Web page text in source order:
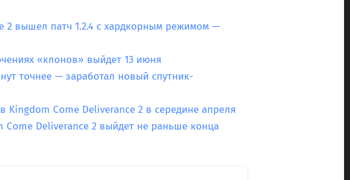
2 вышел патч 1.2.4 с хардкорным режимом —
«клонов» выйдет 13 июня
точнее — заработал новый спутник-
Come Deliverance 2 в середине апреля
Come Deliverance 2 выйдет не раньше конца